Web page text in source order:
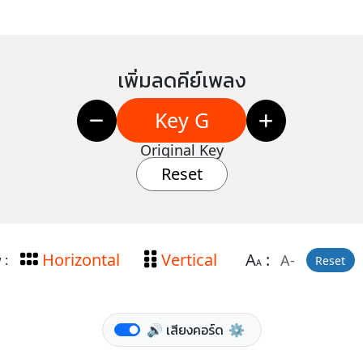
เพิ่มลดคีย์เพลง
Key G
Original Key
Reset
: Horizontal Vertical AA: A- Reset
🔊 เสียงคอร์ด ⚙️